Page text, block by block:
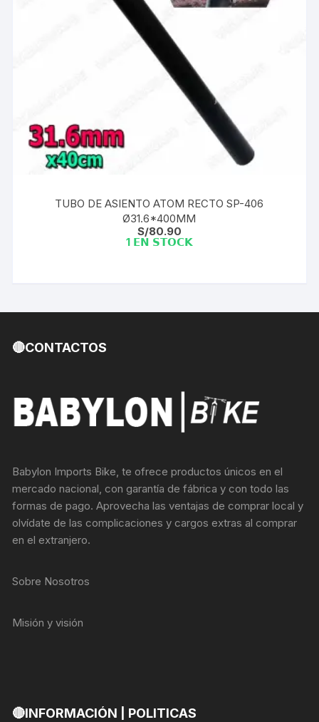
TUBO DE ASIENTO ATOM RECTO SP-406
Ø31.6*400MM
S/80.90
1 𝗘𝗡 𝗦𝗧𝗢𝗖𝗞
🔴CONTACTOS
Babylon Imports Bike, te ofrece productos únicos en el
mercado nacional, con garantía de fábrica y con todo las
formas de pago. Aprovecha las ventajas de comprar local y
olvídate de las complicaciones y cargos extras al comprar
en el extranjero.
Sobre Nosotros
Misión y visión
🔴INFORMACIÓN | POLITICAS